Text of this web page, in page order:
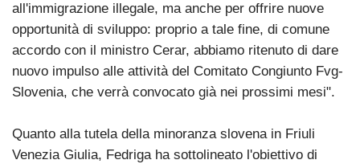
all'immigrazione illegale, ma anche per offrire nuove
opportunità di sviluppo: proprio a tale fine, di comune
accordo con il ministro Cerar, abbiamo ritenuto di dare
nuovo impulso alle attività del Comitato Congiunto Fvg-
Slovenia, che verrà convocato già nei prossimi mesi".
Quanto alla tutela della minoranza slovena in Friuli
Venezia Giulia, Fedriga ha sottolineato l'obiettivo di